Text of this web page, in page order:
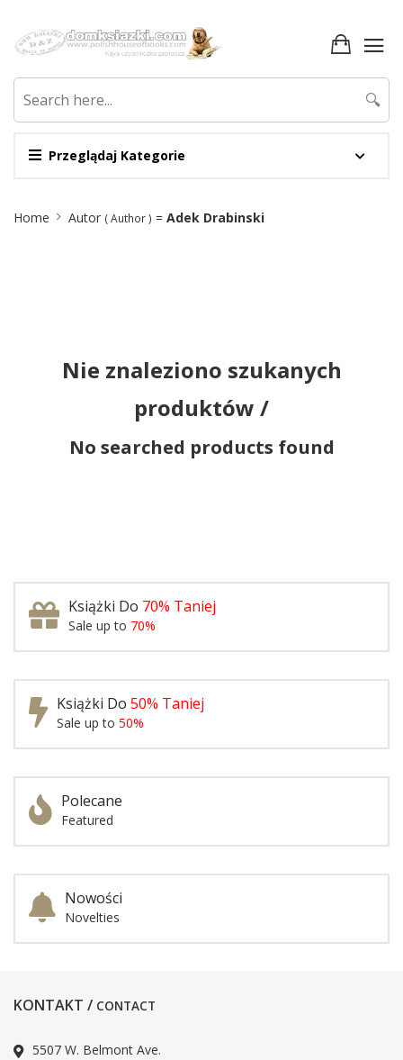
Przeglądaj Kategorie
🔍
Breadcrumb
Home Autor ( Author ) = Adek Drabinski
Nie znaleziono szukanych
produktów /
No searched products found
Książki Do 70% Taniej
Sale up to 70%
Książki Do 50% Taniej
Sale up to 50%
Polecane
Featured
Nowości
Novelties
KONTAKT / CONTACT
5507 W. Belmont Ave.